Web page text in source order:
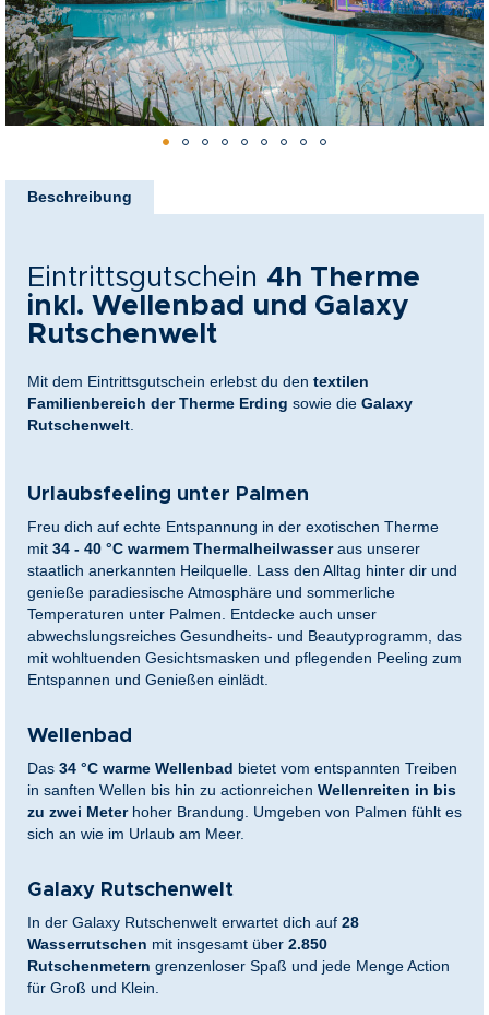
Anfang
Beschreibung
Eintrittsgutschein 4h Therme
inkl. Wellenbad und Galaxy
Rutschenwelt
Mit dem Eintrittsgutschein erlebst du den textilen
Familienbereich der Therme Erding sowie die Galaxy
Rutschenwelt.
Urlaubsfeeling unter Palmen
Freu dich auf echte Entspannung in der exotischen Therme
mit 34 - 40 °C warmem Thermalheilwasser aus unserer
staatlich anerkannten Heilquelle. Lass den Alltag hinter dir und
genieße paradiesische Atmosphäre und sommerliche
Temperaturen unter Palmen. Entdecke auch unser
abwechslungsreiches Gesundheits- und Beautyprogramm, das
mit wohltuenden Gesichtsmasken und pflegenden Peeling zum
Entspannen und Genießen einlädt.
Wellenbad
Das 34 °C warme Wellenbad bietet vom entspannten Treiben
in sanften Wellen bis hin zu actionreichen Wellenreiten in bis
zu zwei Meter hoher Brandung. Umgeben von Palmen fühlt es
sich an wie im Urlaub am Meer.
Galaxy Rutschenwelt
In der Galaxy Rutschenwelt erwartet dich auf 28
Wasserrutschen mit insgesamt über 2.850
Rutschenmetern grenzenloser Spaß und jede Menge Action
für Groß und Klein.
für Paare
für Familien